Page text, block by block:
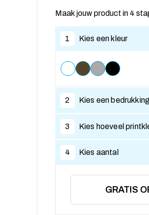
Maak jouw product in 4
1 Kies een kleur
2 Kies een bedrukking
3 Kies hoeveel
4 Kies aantal
GRATIS